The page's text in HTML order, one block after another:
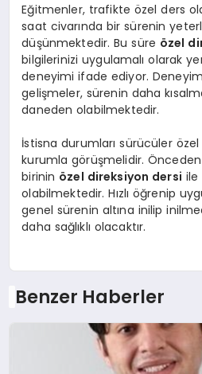
Eğitmenler, trafikte özel ders
saat civarında bir sürenin
düşünmektedir. Bu süre özel
bilgilerinizi uygulamalı olarak
deneyimi ifade ediyor.
gelişmeler, sürenin daha
daneden olabilmektedir.
İstisna durumları sürücüler özel
kurumla görüşmelidir.
birinin özel direksiyon dersi ile
olabilmektedir. Hızlı öğrenip
genel sürenin altına inilip
daha sağlıklı olacaktır.
Benzer Haberler